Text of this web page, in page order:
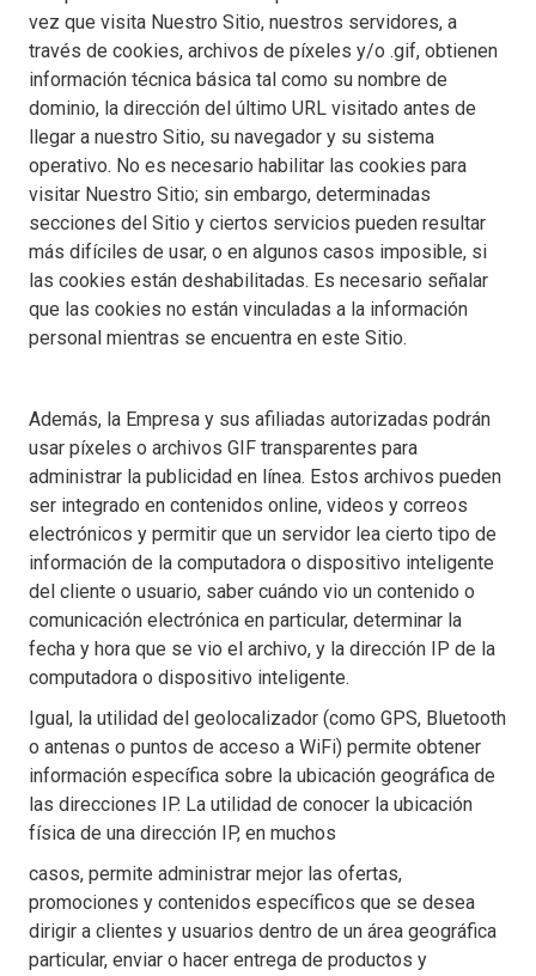
vez que visita Nuestro Sitio, nuestros servidores, a
través de cookies, archivos de píxeles y/o .gif, obtienen
información técnica básica tal como su nombre de
dominio, la dirección del último URL visitado antes de
llegar a nuestro Sitio, su navegador y su sistema
operativo. No es necesario habilitar las cookies para
visitar Nuestro Sitio; sin embargo, determinadas
secciones del Sitio y ciertos servicios pueden resultar
más difíciles de usar, o en algunos casos imposible, si
las cookies están deshabilitadas. Es necesario señalar
que las cookies no están vinculadas a la información
personal mientras se encuentra en este Sitio.
Además, la Empresa y sus afiliadas autorizadas podrán
usar píxeles o archivos GIF transparentes para
administrar la publicidad en línea. Estos archivos pueden
ser integrado en contenidos online, videos y correos
electrónicos y permitir que un servidor lea cierto tipo de
información de la computadora o dispositivo inteligente
del cliente o usuario, saber cuándo vio un contenido o
comunicación electrónica en particular, determinar la
fecha y hora que se vio el archivo, y la dirección IP de la
computadora o dispositivo inteligente.
Igual, la utilidad del geolocalizador (como GPS, Bluetooth
o antenas o puntos de acceso a WiFi) permite obtener
información específica sobre la ubicación geográfica de
las direcciones IP. La utilidad de conocer la ubicación
física de una dirección IP, en muchos
casos, permite administrar mejor las ofertas,
promociones y contenidos específicos que se desea
dirigir a clientes y usuarios dentro de un área geográfica
particular, enviar o hacer entrega de productos y